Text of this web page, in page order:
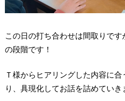
この日の打ち合わせは間取りです
の段階です！
Ｔ様からヒアリングした内容に
り、具現化してお話を詰めていき